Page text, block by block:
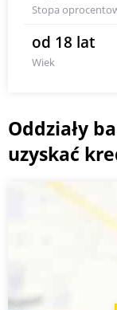
Stopa
od 18 lat
Wiek
Oddziały
uzyskać